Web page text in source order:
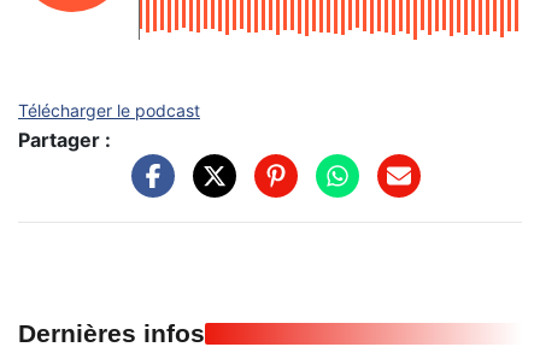
Télécharger le podcast
Partager :
Dernières infos